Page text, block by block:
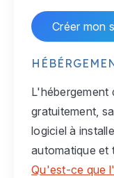
Créer mon
L'hébergement
gratuitement,
logiciel à
automatique et
Qu'est-ce que